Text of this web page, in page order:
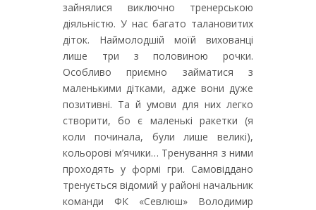
зайнялися виключно тренерською
діяльністю. У нас багато талановитих
діток. Наймолодшій моїй вихованці
лише три з половиною рочки.
Особливо приємно займатися з
маленькими дітками, адже вони дуже
позитивні. Та й умови для них легко
створити, бо є маленькі ракетки (я
коли починала, були лише великі),
кольорові м’ячики… Тренування з ними
проходять у формі гри. Самовіддано
тренується відомий у районі начальник
команди ФК «Севлюш» Володимир